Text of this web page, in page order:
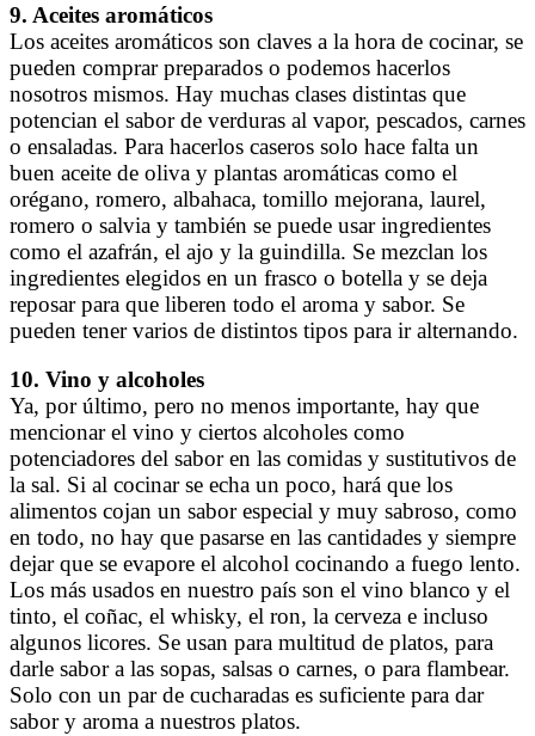
9. Aceites aromáticos
Los aceites aromáticos son claves a la hora de cocinar, se
pueden comprar preparados o podemos hacerlos
nosotros mismos. Hay muchas clases distintas que
potencian el sabor de verduras al vapor, pescados, carnes
o ensaladas. Para hacerlos caseros solo hace falta un
buen aceite de oliva y plantas aromáticas como el
orégano, romero, albahaca, tomillo mejorana, laurel,
romero o salvia y también se puede usar ingredientes
como el azafrán, el ajo y la guindilla. Se mezclan los
ingredientes elegidos en un frasco o botella y se deja
reposar para que liberen todo el aroma y sabor. Se
pueden tener varios de distintos tipos para ir alternando.
10. Vino y alcoholes
Ya, por último, pero no menos importante, hay que
mencionar el vino y ciertos alcoholes como
potenciadores del sabor en las comidas y sustitutivos de
la sal. Si al cocinar se echa un poco, hará que los
alimentos cojan un sabor especial y muy sabroso, como
en todo, no hay que pasarse en las cantidades y siempre
dejar que se evapore el alcohol cocinando a fuego lento.
Los más usados en nuestro país son el vino blanco y el
tinto, el coñac, el whisky, el ron, la cerveza e incluso
algunos licores. Se usan para multitud de platos, para
darle sabor a las sopas, salsas o carnes, o para flambear.
Solo con un par de cucharadas es suficiente para dar
sabor y aroma a nuestros platos.